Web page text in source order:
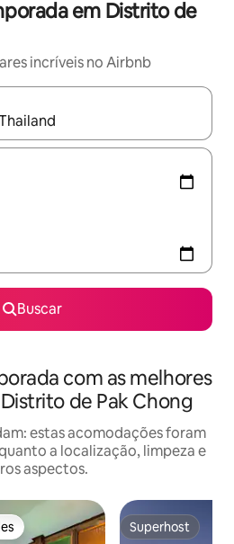
em Distrito de
incríveis no Airbnb
disponíveis, explore-os
Buscar
com as melhores
de Pak Chong
estas acomodações foram
a localização, limpeza e
aspectos.
dos hóspedes Superhost
Superhost